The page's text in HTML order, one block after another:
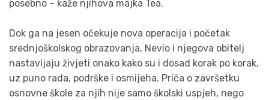
posebno – kaže njihova majka Tea.
Dok ga na jesen očekuje nova operacija i početak
srednjoškolskog obrazovanja, Nevio i njegova obitelj
nastavljaju živjeti onako kako su i dosad korak po korak,
uz puno rada, podrške i osmijeha. Priča o završetku
osnovne škole za njih nije samo školski uspjeh, nego